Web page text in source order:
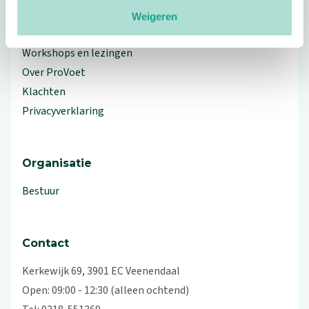
Weigeren
Branche Informatiecentrum
Workshops en lezingen
Over ProVoet
Klachten
Privacyverklaring
Organisatie
Bestuur
Contact
Kerkewijk 69, 3901 EC Veenendaal
Open: 09:00 - 12:30 (alleen ochtend)